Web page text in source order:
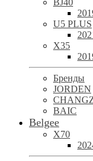
BJ40
U5 PLUS
X35
Бренды
JORDEN
BAIC
Belgee
X70